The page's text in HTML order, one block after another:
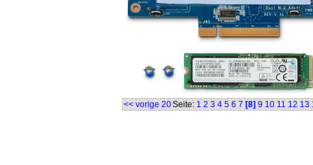
<< vorige 20Seite: 1 2 3 4 5 6 7 [8] 9 10 11 12 13